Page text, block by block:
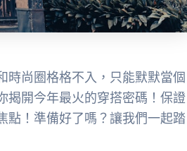
時尚圈格格不入，只能默默當個
揭開今年最火的穿搭密碼！保證
點！準備好了嗎？讓我們一起踏